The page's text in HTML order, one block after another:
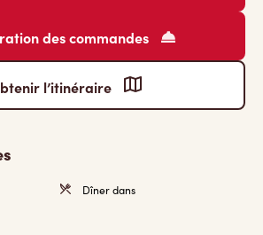
des commandes
l’itinéraire
Dîner dans